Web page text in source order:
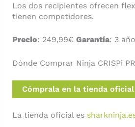
Los dos recipientes ofrecen
tienen competidores.
Precio: 249,99€ Garantía: 3
Dónde Comprar Ninja CRISPi
Cómprala en la tienda oficial
La tienda oficial es